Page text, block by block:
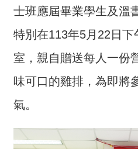
部
介
主
題
政
策
訊
息
士班應屆畢業學生及溫
特別在113年5月22日
室，親自贈送每人一份
味可口的雞排，為即將
氣。